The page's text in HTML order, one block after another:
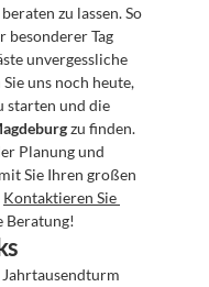
zu lassen. So
besonderer Tag
unvergessliche
uns noch heute,
starten und die
zu finden.
Planung und
Sie Ihren großen
Kontaktieren Sie
Beratung!